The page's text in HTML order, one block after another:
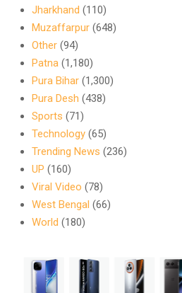
Jharkhand (110)
Muzaffarpur (648)
Other (94)
Patna (1,180)
Pura Bihar (1,300)
Pura Desh (438)
Sports (71)
Technology (65)
Trending News (236)
UP (160)
Viral Video (78)
West Bengal (66)
World (180)